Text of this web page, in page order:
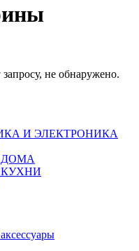
не обнаружено.
И ЭЛЕКТРОНИКА
ДОМА